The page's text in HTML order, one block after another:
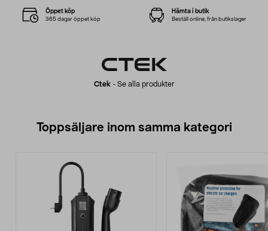
Ctek- Se alla produkter
Öppet köp
365 dagar öppet köp
Hämta i butik
Beställ online, från butikslager
Toppsäljare inom samma kategori